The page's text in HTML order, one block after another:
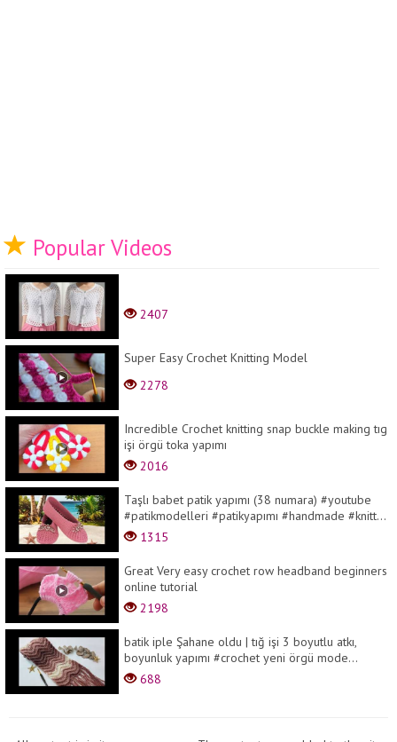
Popular Videos
2407
Super Easy Crochet Knitting Model
2278
Incredible Crochet knitting snap buckle making tıg
işi örgü toka yapımı
2016
Taşlı babet patik yapımı (38 numara) #youtube
#patikmodelleri #patikyapımı #handmade #knitt...
1315
Great Very easy crochet row headband beginners
online tutorial
2198
batik iple Şahane oldu | tığ işi 3 boyutlu atkı,
boyunluk yapımı #crochet yeni örgü mode...
688